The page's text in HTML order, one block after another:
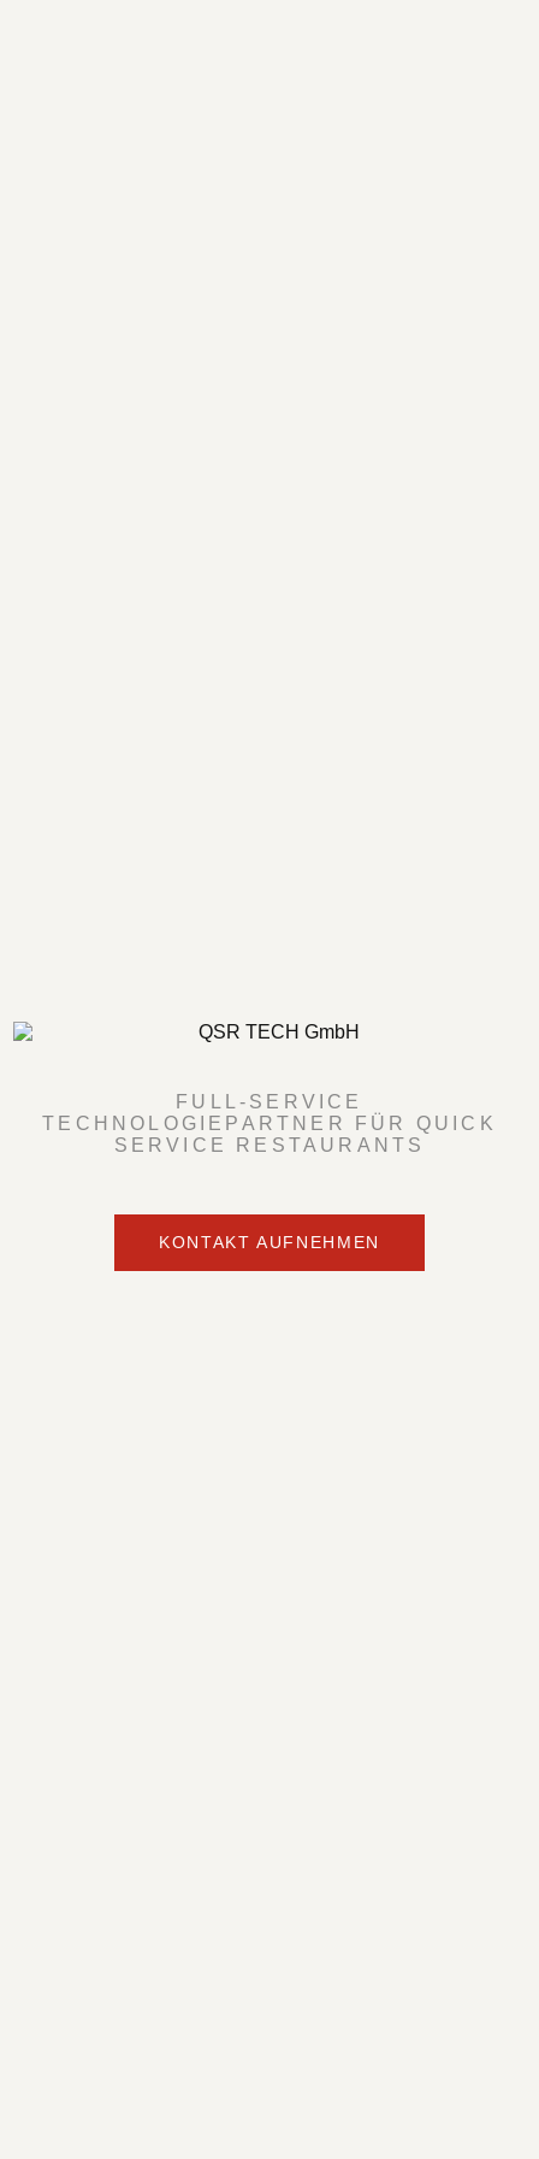
FULL-SERVICE
TECHNOLOGIEPARTNER FÜR QUICK
SERVICE RESTAURANTS
KONTAKT AUFNEHMEN